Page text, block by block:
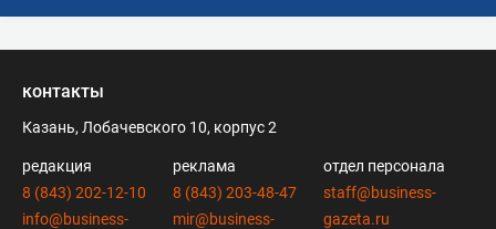
контакты
Казань, Лобачевского 10, корпус 2
редакция
8 (843) 202-12-10
info@business-
реклама
8 (843) 203-48-47
mir@business-
отдел персонала
staff@business-
gazeta.ru